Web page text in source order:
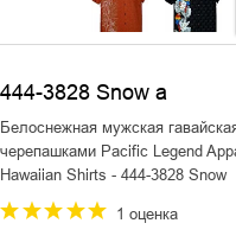
444-3828 Snow a
Белоснежная мужская
черепашками Pacific Legend
Hawaiian Shirts - 444-3828 Snow
1 оценка